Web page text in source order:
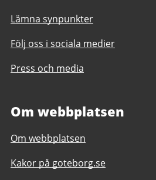
Lämna synpunkter
Följ oss i sociala medier
Press och media
Om webbplatsen
Om webbplatsen
Kakor på goteborg.se